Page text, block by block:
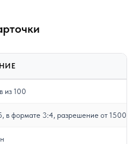
из 100
в формате 3:4, разрешение от